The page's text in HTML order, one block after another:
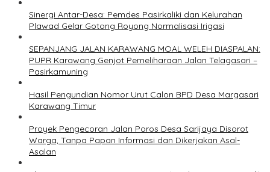
Sinergi Antar-Desa: Pemdes Pasirkaliki dan Kelurahan
Plawad Gelar Gotong Royong Normalisasi Irigasi
SEPANJANG JALAN KARAWANG MOAL WELEH DIASPALAN:
PUPR Karawang Genjot Pemeliharaan Jalan Telagasari –
Pasirkamuning
Hasil Pengundian Nomor Urut Calon BPD Desa Margasari
Karawang Timur
Proyek Pengecoran Jalan Poros Desa Sarijaya Disorot
Warga, Tanpa Papan Informasi dan Dikerjakan Asal-
Asalan